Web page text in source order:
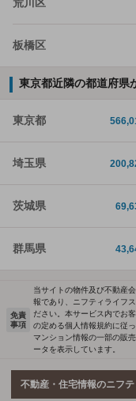
荒川区
板橋区
東京都近隣の都道府県
東京都
埼玉県
茨城県
群馬県
免責
事項
当サイトの物件及び不動産
報であり、ニフティライフ
ださい。本サービス内でお
の定める個人情報規約に従っ
マンション情報の一部の販
ータを表示しています。
不動産・住宅情報のニフ